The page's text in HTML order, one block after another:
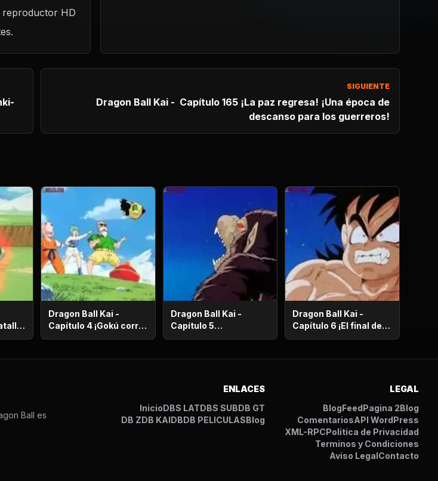
reproductor HD
SIGUIENTE
Dragon Ball Kai - Capítulo 165 ¡La paz regresa! ¡Una época de
descanso para los guerreros!
Dragon Ball Kai -
Capítulo 4 ¡Gokú corre
en el más allá! ¡El
de un millón de
Dragon Ball Kai -
Capítulo 5
¡Supervivencia en el
luna llena despierta a
Dragon Ball Kai -
Capítulo 6 ¡El final del
camino de la
examen de Kaio-
Ball es
ENLACES
InicioDBS LATDBS SUBDB GT
DB ZDB KAIDBDB PELICULASBlog
LEGAL
BlogFeedPagina 2Blog
ComentariosAPI WordPress
XML-RPCPolitica de Privacidad
Terminos y Condiciones
Aviso LegalContacto